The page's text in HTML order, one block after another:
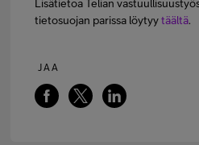
Lisätietoa Telian
tietosuojan parissa löytyytäältä.
JAA